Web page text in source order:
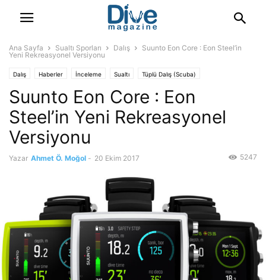
Ana Sayfa Sualtı Sporları Dalış
Suunto Eon Core : Eon Steel’in
Yeni Rekreasyonel Versiyonu
Dalış Haberler İnceleme Sualtı Tüplü Dalış (Scuba)
Suunto Eon Core : Eon
Steel’in Yeni Rekreasyonel
Versiyonu
Yazar Ahmet Ö. Moğol - 20 Ekim 2017 5247